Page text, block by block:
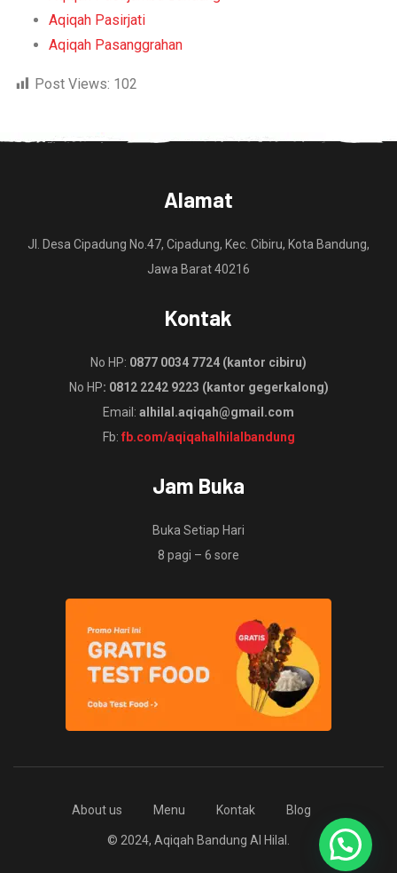
Aqiqah Pasirjati
Aqiqah Pasanggrahan
Post Views: 102
Alamat
Jl. Desa Cipadung No.47, Cipadung, Kec. Cibiru, Kota Bandung,
Jawa Barat 40216
Kontak
No HP: 0877 0034 7724 (kantor cibiru)
No HP: 0812 2242 9223 (kantor gegerkalong)
Email: alhilal.aqiqah@gmail.com
Fb: fb.com/aqiqahalhilalbandung
Jam Buka
Buka Setiap Hari
8 pagi – 6 sore
About us Menu Kontak Blog
© 2024, Aqiqah Bandung Al Hilal.